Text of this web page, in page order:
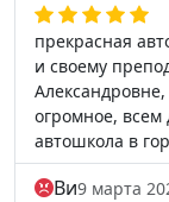
прекрасная
и своему
огромное, всем
автошкола в
Ви9 марта